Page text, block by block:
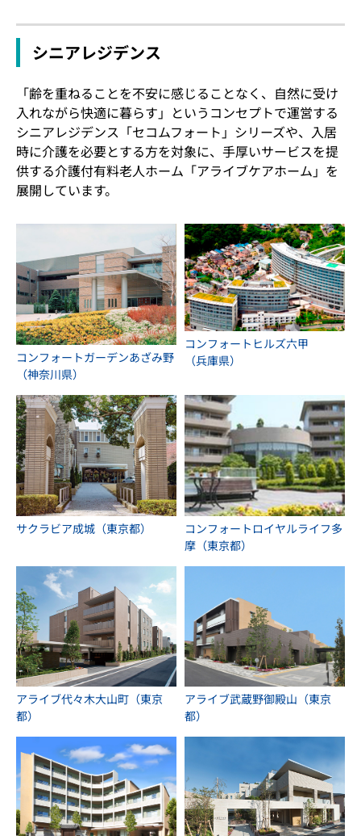
シニアレジデンス
「齢を重ねることを不安に感じることなく、自然に受け
入れながら快適に暮らす」というコンセプトで運営する
シニアレジデンス「セコムフォート」シリーズや、入居
時に介護を必要とする方を対象に、手厚いサービスを提
供する介護付有料老人ホーム「アライブケアホーム」を
展開しています。
コンフォートガーデンあざみ野
（神奈川県）
コンフォートヒルズ六甲
（兵庫県）
サクラビア成城（東京都）
コンフォートロイヤルライフ多
摩（東京都）
アライブ代々木大山町（東京
都）
アライブ武蔵野御殿山（東京
都）